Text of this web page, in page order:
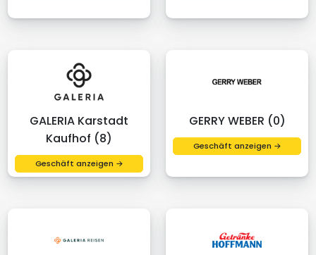
GALERIA Karstadt
Kaufhof (8)
Geschäft anzeigen →
GERRY WEBER (0)
Geschäft anzeigen →